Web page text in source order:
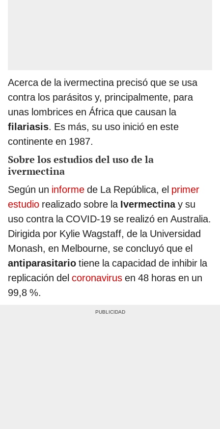
Acerca de la ivermectina precisó que se usa
contra los parásitos y, principalmente, para
unas lombrices en África que causan la
filariasis. Es más, su uso inició en este
continente en 1987.
Sobre los estudios del uso de la
ivermectina
Según un informe de La República, el primer
estudio realizado sobre laIvermectinay su
uso contra la COVID-19 se realizó en Australia.
Dirigida por Kylie Wagstaff, de la Universidad
Monash, en Melbourne, se concluyó que el
antiparasitario tiene la capacidad de inhibir la
replicación del coronavirus en 48 horas en un
99,8 %.